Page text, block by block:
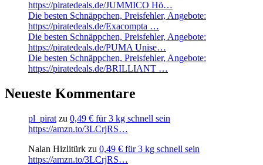
https://piratedeals.de/JUMMICO Hö…
Die besten Schnäppchen, Preisfehler, Angebote:
https://piratedeals.de/Exacompta …
Die besten Schnäppchen, Preisfehler, Angebote:
https://piratedeals.de/PUMA Unise…
Die besten Schnäppchen, Preisfehler, Angebote:
https://piratedeals.de/BRILLIANT …
Neueste Kommentare
pl_pirat zu 0,49 € für 3 kg schnell sein
https://amzn.to/3LCrjRS…
Nalan Hizlitürk zu 0,49 € für 3 kg schnell sein
https://amzn.to/3LCrjRS…